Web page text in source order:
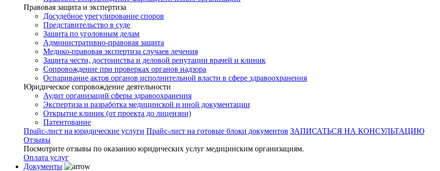
Правовая защита и экспертиза
Досудебное урегулирование споров
Представительство в суде
Защита по уголовным делам
Административно-правовая защита
Медико-правовая экспертиза случаев лечения
Защита чести, достоинства и деловой репутации врачей и клиник
Сопровождение при проверках органов надзора
Оспаривание актов органов исполнительной власти в сфере здравоохранения
Юридическое сопровождение деятельности
Аудит организаций сферы здравоохранения
Экспертиза и разработка медицинской и иной документации
Открытие клиник (от проекта до лицензии)
Патентование
Прайс-лист на юридические услуги Прайс-лист на готовые блоки документов ЗАПИСАТЬСЯ НА КОНСУЛЬТАЦИЮ
Отзывы
Посмотрите отзывы по оказанию юридических услуг медицинским организациям.
Оплата услуг
Документы